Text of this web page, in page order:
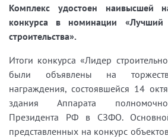
Комплекс удостоен наивысшей
конкурса в номинации «Лучший
строительства».
Итоги конкурса «Лидер
были объявлены на
награждения, состоявшейся 14
здания Аппарата
Президента РФ в СЗФО.
представленных на конкурс